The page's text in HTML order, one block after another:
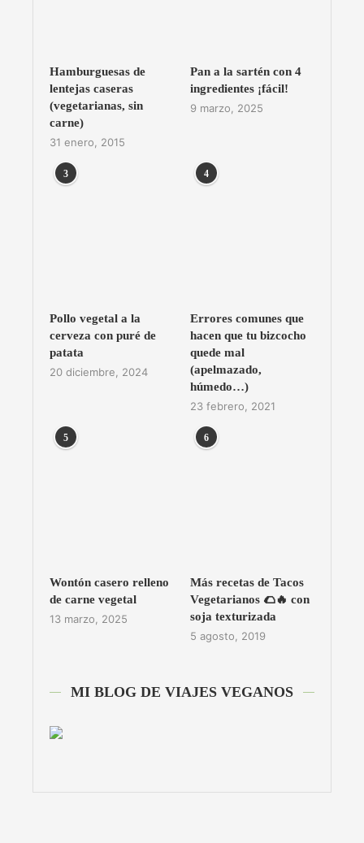
Hamburguesas de
lentejas caseras
(vegetarianas, sin
carne)
31 enero, 2015
Pan a la sartén con 4
ingredientes ¡fácil!
9 marzo, 2025
3
Pollo vegetal a la
cerveza con puré de
patata
20 diciembre, 2024
4
Errores comunes que
hacen que tu bizcocho
quede mal
(apelmazado,
húmedo…)
23 febrero, 2021
5
Wontón casero relleno
de carne vegetal
13 marzo, 2025
6
Más recetas de Tacos
Vegetarianos 🌮🔥 con
soja texturizada
5 agosto, 2019
MI BLOG DE VIAJES VEGANOS